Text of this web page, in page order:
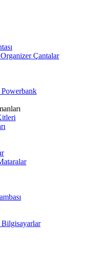
Çantalar